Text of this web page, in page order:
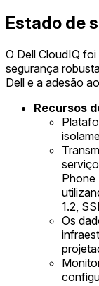
Estado de
O Dell CloudIQ
segurança
Dell e a adesão
Recursos
Phone
1.2,
Os